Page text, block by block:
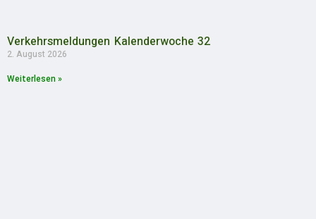
Verkehrsmeldungen Kalenderwoche 32
2. August 2026
Weiterlesen »